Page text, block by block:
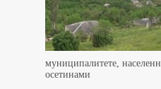
муниципалитете,
осетинами